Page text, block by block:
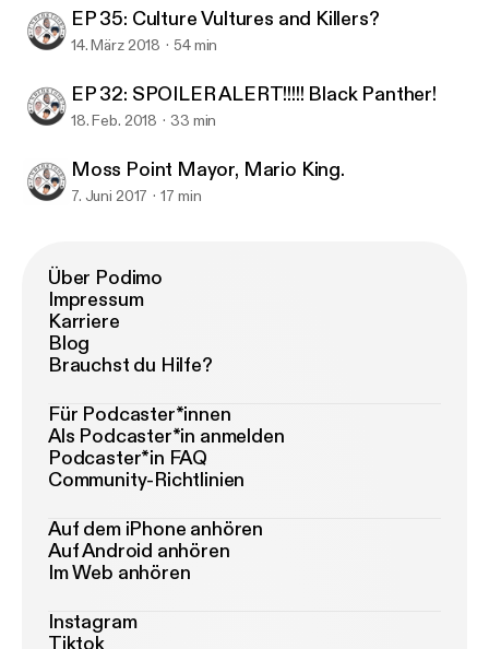
EP 35: Culture Vultures and Killers?
14. März 2018 54 min
EP 32: SPOILER ALERT!!!!! Black Panther!
18. Feb. 2018 33 min
Moss Point Mayor, Mario King.
7. Juni 2017 17 min
Über Podimo
Impressum
Karriere
Blog
Brauchst du Hilfe?
Für Podcaster*innen
Als Podcaster*in anmelden
Podcaster*in FAQ
Community-Richtlinien
Auf dem iPhone anhören
Auf Android anhören
Im Web anhören
Instagram
Tiktok